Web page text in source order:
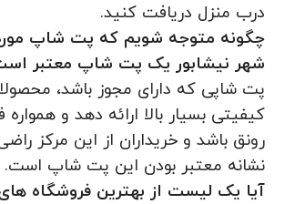
درب منزل دریافت کنید.
چگونه متوجه شویم که پت شاپ مورد
شهر نیشابور یک پت شاپ معتبر
پت شاپی که دارای مجوز باشد،
کیفیتی بسیار بالا ارائه دهد و
رونق باشد و خریداران از این مرکز
نشانه معتبر بودن این پت شاپ است.
آیا یک لیست از بهترین فروشگاه